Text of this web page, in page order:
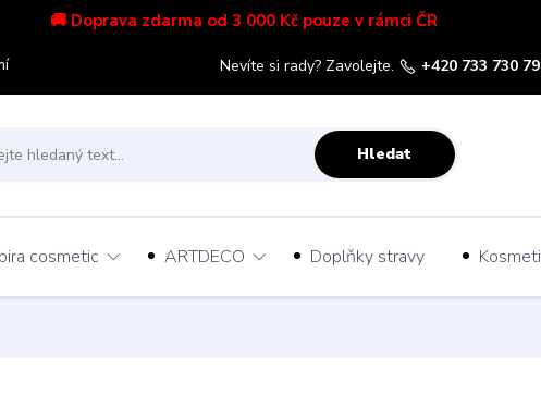
🚚 Doprava zdarma od 3 000 Kč pouze v rámci ČR
Hledat
Nevíte si rady? Zavolejte. +420 733 730
cosmetic ARTDECO Doplňky stravy